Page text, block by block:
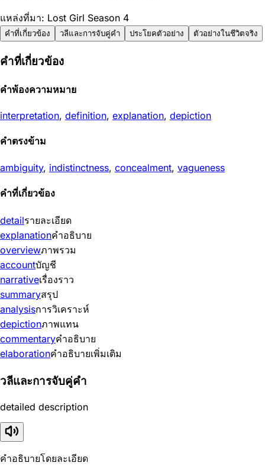
แหล่งที่มา: Lost Girl Season 4
คำที่เกี่ยวข้อง วลีและการจับคู่คำ ประโยคตัวอย่าง ตัวอย่างในชีวิตจริง
คำที่เกี่ยวข้อง
คำพ้องความหมาย
interpretation, definition, explanation, depiction
คำตรงข้าม
ambiguity, indistinctness, concealment, vagueness
คำที่เกี่ยวข้อง
detailรายละเอียด
explanationคำอธิบาย
overviewภาพรวม
accountบัญชี
narrativeเรื่องราว
summaryสรุป
analysisการวิเคราะห์
depictionภาพแทน
commentaryคำอธิบาย
elaborationคำอธิบายเพิ่มเติม
วลีและการจับคู่คำ
detailed description
คำอธิบายโดยละเอียด